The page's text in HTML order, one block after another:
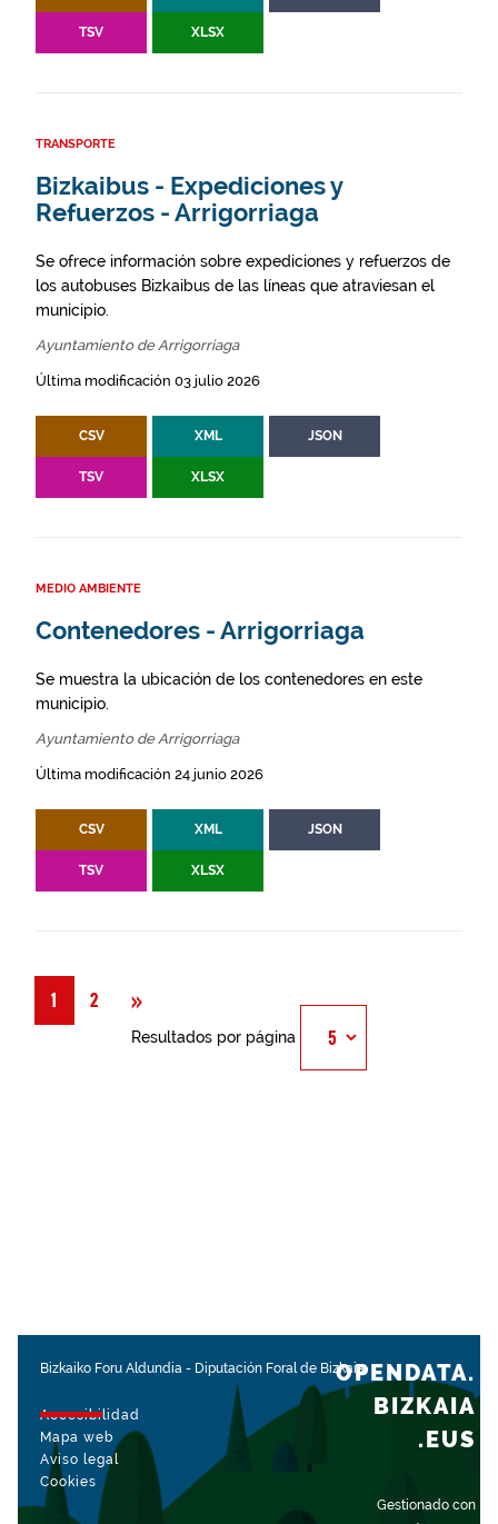
TSV XLSX
TRANSPORTE
Bizkaibus - Expediciones y
Refuerzos - Arrigorriaga
Se ofrece información sobre expediciones y refuerzos de
los autobuses Bizkaibus de las líneas que atraviesan el
municipio.
Ayuntamiento de Arrigorriaga
Última modificación 03 julio 2026
CSV XML JSON
TSV XLSX
MEDIO AMBIENTE
Contenedores - Arrigorriaga
Se muestra la ubicación de los contenedores en este
municipio.
Ayuntamiento de Arrigorriaga
Última modificación 24 junio 2026
CSV XML JSON
TSV XLSX
1 2 »
Resultados por página
Bizkaiko Foru Aldundia - Diputación Foral de Bizkaia
Accesibilidad
Mapa web
Aviso legal
Cookies
Gestionado con
OPENDATA.
BIZKAIA
.EUS